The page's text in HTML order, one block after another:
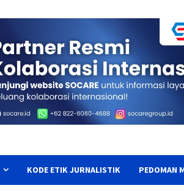
KODE ETIK JURNALISTIK PEDOMAN